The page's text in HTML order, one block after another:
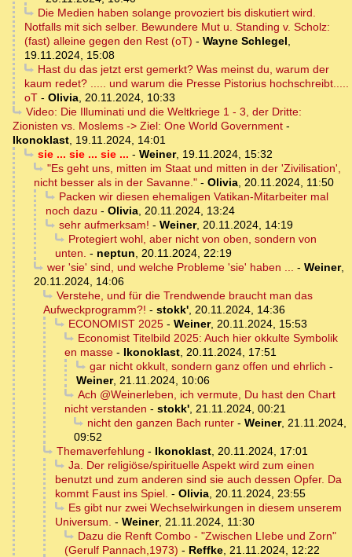
Die Medien haben solange provoziert bis diskutiert wird.
Notfalls mit sich selber. Bewundere Mut u. Standing v. Scholz:
(fast) alleine gegen den Rest (oT) - Wayne Schlegel,
19.11.2024, 15:08
Hast du das jetzt erst gemerkt? Was meinst du, warum der
kaum redet? ..... und warum die Presse Pistorius hochschreibt.....
oT - Olivia, 20.11.2024, 10:33
Video: Die Illuminati und die Weltkriege 1 - 3, der Dritte:
Zionisten vs. Moslems -> Ziel: One World Government -
Ikonoklast, 19.11.2024, 14:01
sie ... sie ... sie ... - Weiner, 19.11.2024, 15:32
"Es geht uns, mitten im Staat und mitten in der 'Zivilisation',
nicht besser als in der Savanne." - Olivia, 20.11.2024, 11:50
Packen wir diesen ehemaligen Vatikan-Mitarbeiter mal
noch dazu - Olivia, 20.11.2024, 13:24
sehr aufmerksam! - Weiner, 20.11.2024, 14:19
Protegiert wohl, aber nicht von oben, sondern von
unten. - neptun, 20.11.2024, 22:19
wer 'sie' sind, und welche Probleme 'sie' haben ... - Weiner,
20.11.2024, 14:06
Verstehe, und für die Trendwende braucht man das
Aufweckprogramm?! - stokk', 20.11.2024, 14:36
ECONOMIST 2025- Weiner, 20.11.2024, 15:53
Economist Titelbild 2025: Auch hier okkulte Symbolik
en masse - Ikonoklast, 20.11.2024, 17:51
gar nicht okkult, sondern ganz offen und ehrlich -
Weiner, 21.11.2024, 10:06
Ach @Weinerleben, ich vermute, Du hast den Chart
nicht verstanden - stokk', 21.11.2024, 00:21
nicht den ganzen Bach runter- Weiner, 21.11.2024,
09:52
Themaverfehlung - Ikonoklast, 20.11.2024, 17:01
Ja. Der religiöse/spirituelle Aspekt wird zum einen
benutzt und zum anderen sind sie auch dessen Opfer. Da
kommt Faust ins Spiel. - Olivia, 20.11.2024, 23:55
Es gibt nur zwei Wechselwirkungen in diesem unserem
Universum. - Weiner, 21.11.2024, 11:30
Dazu die Renft Combo - "Zwischen LIebe und Zorn"
(Gerulf Pannach,1973) - Reffke, 21.11.2024, 12:22